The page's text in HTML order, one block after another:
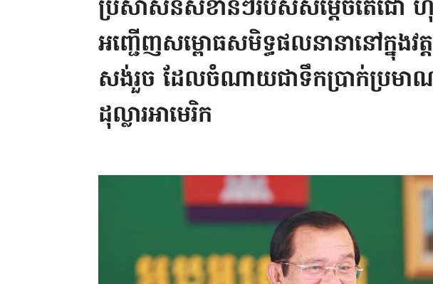
ប្រសាសន៍​សំខាន់ៗ​របស់​សម្តេ​ចតេជោ
អញ្ជើញ​សម្ពោធសមិទ្ធផ​លនានា​នៅក្នុង​វ
សង់រួច ដែល​ចំណាយ​ជាទឹក​ប្រាក់​ប្រមា
ដុល្លារ​អាមេរិក